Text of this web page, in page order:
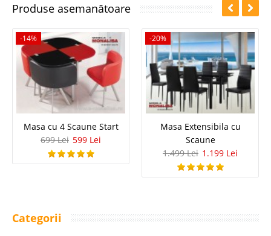
Produse asemanătoare
-14%
Masa cu 4 Scaune Start
699 Lei 599 Lei
-20%
Masa Extensibila cu
Scaune
1.499 Lei 1.199 Lei
Categorii